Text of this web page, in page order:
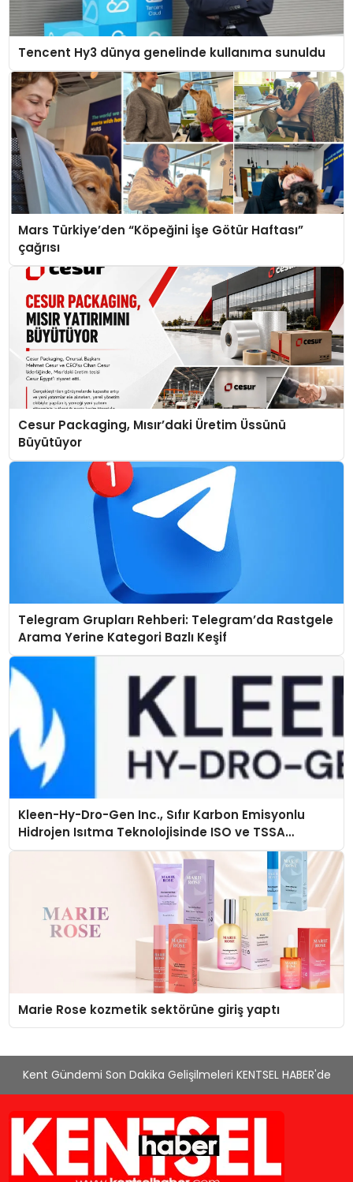
Tencent Hy3 dünya genelinde kullanıma sunuldu
Mars Türkiye’den “Köpeğini İşe Götür Haftası”
çağrısı
Cesur Packaging, Mısır’daki Üretim Üssünü
Büyütüyor
Telegram Grupları Rehberi: Telegram’da Rastgele
Arama Yerine Kategori Bazlı Keşif
Kleen-Hy-Dro-Gen Inc., Sıfır Karbon Emisyonlu
Hidrojen Isıtma Teknolojisinde ISO ve TSSA
Düzenleyici Onaylarını Aldı
Marie Rose kozmetik sektörüne giriş yaptı
Kent Gündemi Son Dakika Gelişilmeleri KENTSEL HABER'de